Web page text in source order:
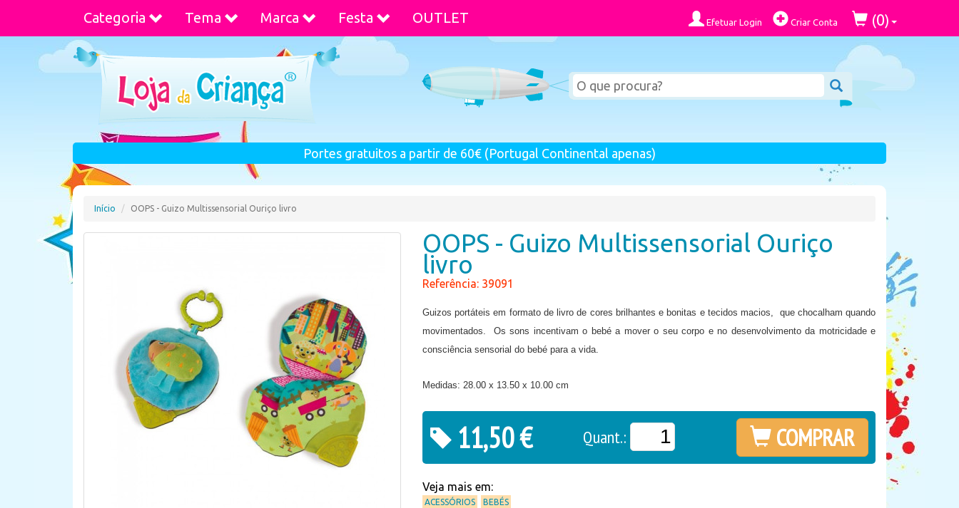
Categoria Tema Marca Festa OUTLET Efetuar Login Criar Conta (0)
Portes gratuitos a partir de 60€ (Portugal Continental apenas)
Início OOPS - Guizo Multissensorial Ouriço livro
OOPS - Guizo Multissensorial Ouriço
livro
Referência: 39091
Guizos portáteis em formato de livro de cores brilhantes e bonitas e tecidos macios, que chocalham quando
movimentados. Os sons incentivam o bebé a mover o seu corpo e no desenvolvimento da motricidade e
consciência sensorial do bebé para a vida.
Medidas: 28.00 x 13.50 x 10.00 cm
11,50 € Quant.: COMPRAR
Veja mais em:
ACESSÓRIOS BEBÉS